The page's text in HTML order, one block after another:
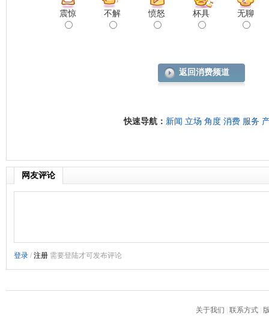
震惊 不解 愤怒 杯具 无聊
返回消费频道
快速导航： 新闻 立场 角度 消费 服务
网友评论
关于我们 联系方式